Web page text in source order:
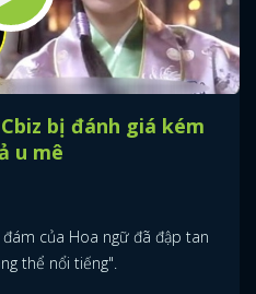
bị đánh giá kém
u mê
của Hoa ngữ đã đập tan
thể nổi tiếng".